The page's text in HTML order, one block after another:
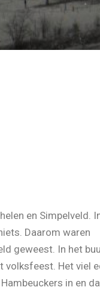
en Simpelveld.
Daarom waren
geweest. In het
volksfeest. Het viel
in en